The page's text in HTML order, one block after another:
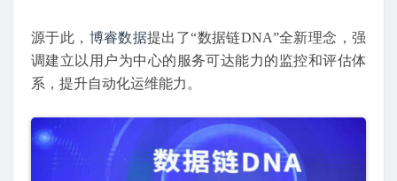
源于此， 博睿数据提出了“数据链DNA”全新理念，强
调建立以用户为中心的服务可达能力的监控和评估体
系，提升自动化运维能力。